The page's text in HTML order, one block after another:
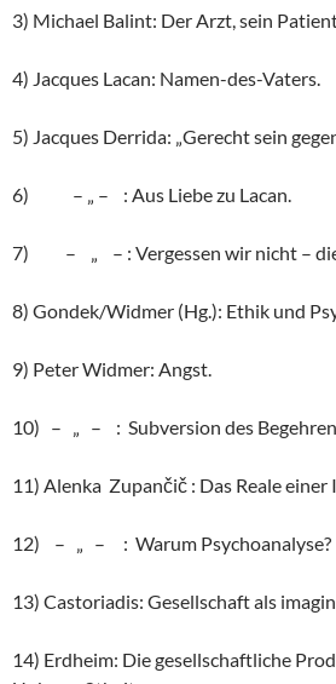
3) Michael Balint: Der Arzt, sein
4) Jacques Lacan: Namen-des-Vaters.
5) Jacques Derrida: „Gerecht sein
6) – „ – : Aus Liebe zu Lacan.
7) – „ – : Vergessen wir nicht – die
8) Gondek/Widmer (Hg.): Ethik und
9) Peter Widmer: Angst.
10) – „ – : Subversion des
11) Alenka Zupančič : Das Reale einer
12) – „ – : Warum Psychoanalyse?
13) Castoriadis: Gesellschaft als
14) Erdheim: Die gesellschaftliche